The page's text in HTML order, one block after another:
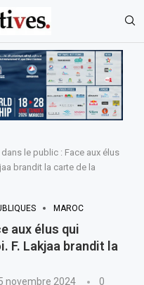
le public : Face aux élus
brandit la carte de la
MAROC
aux élus qui
F. Lakjaa brandit la
novembre 2024
0